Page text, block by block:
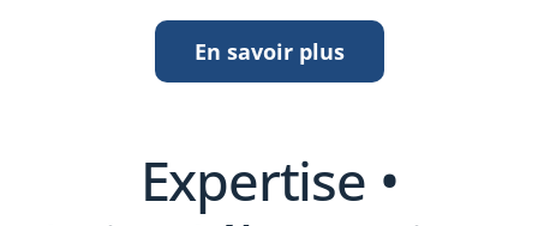
En savoir plus
Expertise •